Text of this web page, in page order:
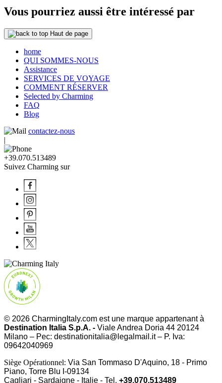
Vous pourriez aussi être intéressé par
Haut de page
home
QUI SOMMES-NOUS
Assistance
SERVICES DE VOYAGE
COMMENT RÉSERVER
Selected by Charming
FAQ
Blog
contactez-nous
|
+39.070.513489
Suivez Charming sur
© 2026 CharmingItaly.com est une marque appartenant à
Destination Italia S.p.A. - Viale Andrea Doria 44 20124
Milano – Pec: destinationitalia@legalmail.it – P. Iva:
09642040969
Siège Opérationnel: Via San Tommaso D'Aquino, 18 - Primo
Piano, Torre Blu I-09134
Cagliari - Sardaigne - Italie - Tel. +39.070.513489